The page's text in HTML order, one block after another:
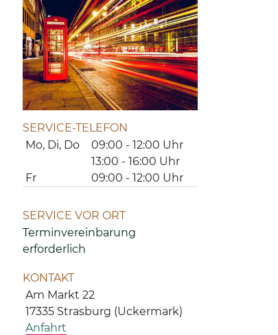
SERVICE-TELEFON
Mo, Di, Do
09:00 - 12:00 Uhr
13:00 - 16:00 Uhr
Fr
09:00 - 12:00 Uhr
SERVICE VOR ORT
Terminvereinbarung
erforderlich
KONTAKT
Am Markt 22
17335 Strasburg (Uckermark)
Anfahrt